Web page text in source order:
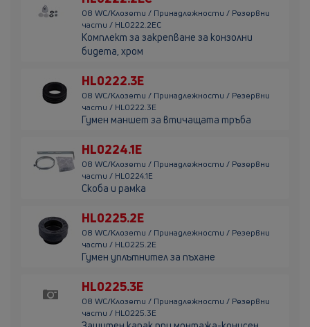
08 WC/Клозети / Принадлежности / Резервни
части / HL0222.2EC
Комплект за закрепване за конзолни
бидета, хром
HL0222.3E
08 WC/Клозети / Принадлежности / Резервни
части / HL0222.3E
Гумен маншет за втичащата тръба
HL0224.1E
08 WC/Клозети / Принадлежности / Резервни
части / HL0224.1E
Скоба и рамка
HL0225.2E
08 WC/Клозети / Принадлежности / Резервни
части / HL0225.2E
Гумен уплътнител за пъхане
HL0225.3E
08 WC/Клозети / Принадлежности / Резервни
части / HL0225.3E